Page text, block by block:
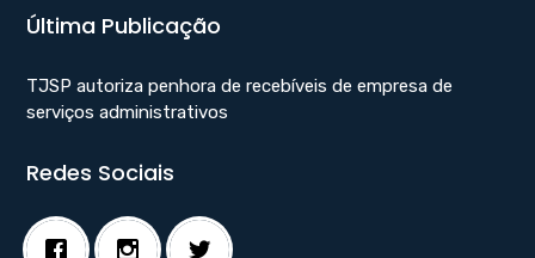
Última Publicação
TJSP autoriza penhora de recebíveis de empresa de
serviços administrativos
Redes Sociais